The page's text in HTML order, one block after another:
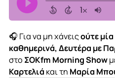
🎧 Για να μη χάνειςούτε
καθημερινά, Δευτέρα με
στο ΣΟΚfm Morning Show
Καρτελιά και τη Μαρία